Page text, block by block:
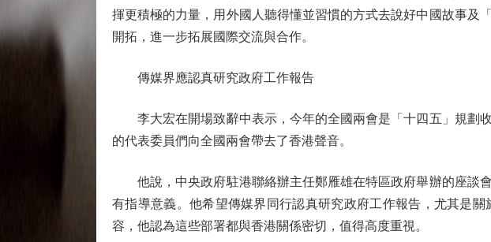
揮更積極的力量，用外國人聽得懂並習慣的方式去說好中國故事及
開拓，進一步拓展國際交流與合作。
傳媒界應認真研究政府工作報告
李大宏在開場致辭中表示，今年的全國兩會是「十四五」規劃
的代表委員們向全國兩會帶去了香港聲音。
他說，中央政府駐港聯絡辦主任鄭雁雄在特區政府舉辦的座談
有指導意義。他希望傳媒界同行認真研究政府工作報告，尤其是
容，他認為這些部署都與香港關係密切，值得高度重視。